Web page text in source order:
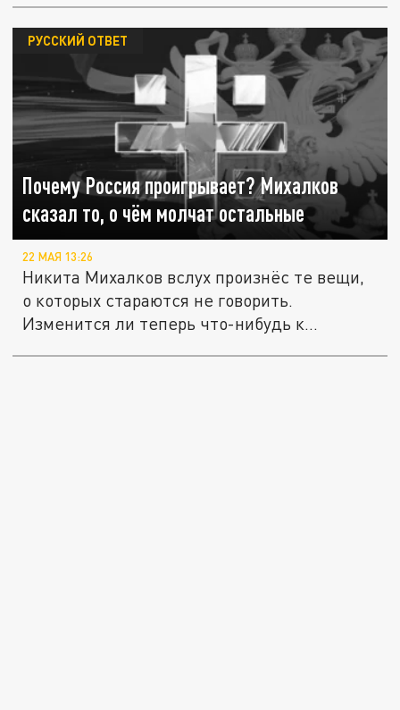
Почему Россия проигрывает? Михалков
сказал то, о чём молчат остальные
РУССКИЙ ОТВЕТ
22 МАЯ 13:26
Никита Михалков вслух произнёс те вещи,
о которых стараются не говорить.
Изменится ли теперь что-нибудь к...